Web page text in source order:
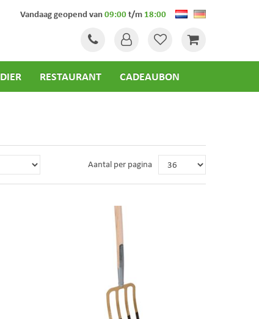
Vandaag geopend van09:00t/m18:00
DIER RESTAURANT CADEAUBON
Aantal per pagina